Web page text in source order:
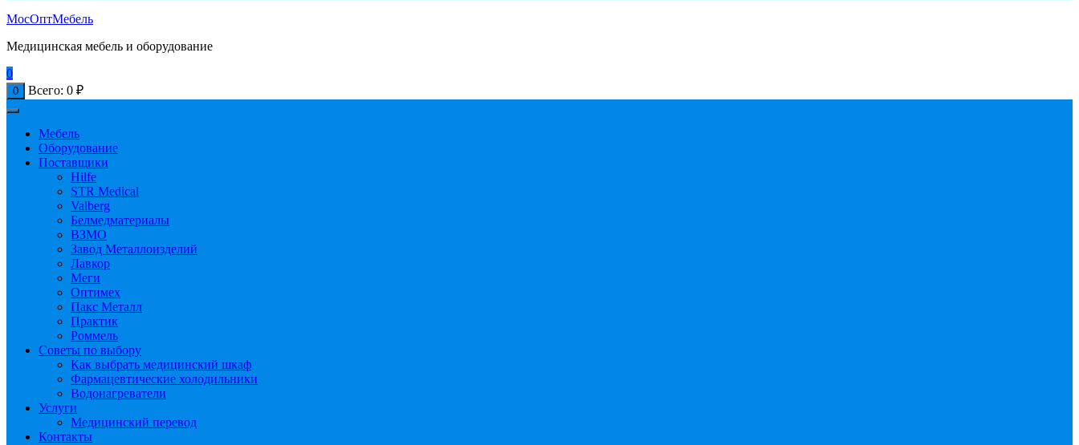
МосОптМебель
Медицинская мебель и оборудование
0
0 Всего: 0 ₽
Мебель
Оборудование
Поставщики
Hilfe
STR Medical
Valberg
Белмедматериалы
ВЗМО
Завод Металлоизделий
Лавкор
Меги
Оптимех
Пакс Металл
Практик
Роммель
Советы по выбору
Как выбрать медицинский шкаф
Фармацевтические холодильники
Водонагреватели
Услуги
Медицинский перевод
Контакты